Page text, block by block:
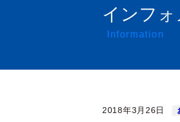
インフ
Information
2018年3月26日